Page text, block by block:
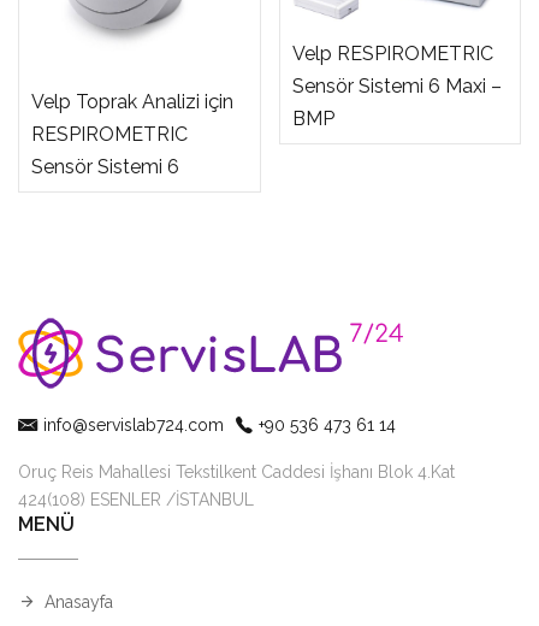
Velp Toprak Analizi için
RESPIROMETRIC
Sensör Sistemi 6
Velp RESPIROMETRIC
Sensör Sistemi 6 Maxi –
BMP
info@servislab724.com +90 536 473 61 14
Oruç Reis Mahallesi Tekstilkent Caddesi İşhanı Blok 4.Kat
424(108) ESENLER /İSTANBUL
MENÜ
Anasayfa